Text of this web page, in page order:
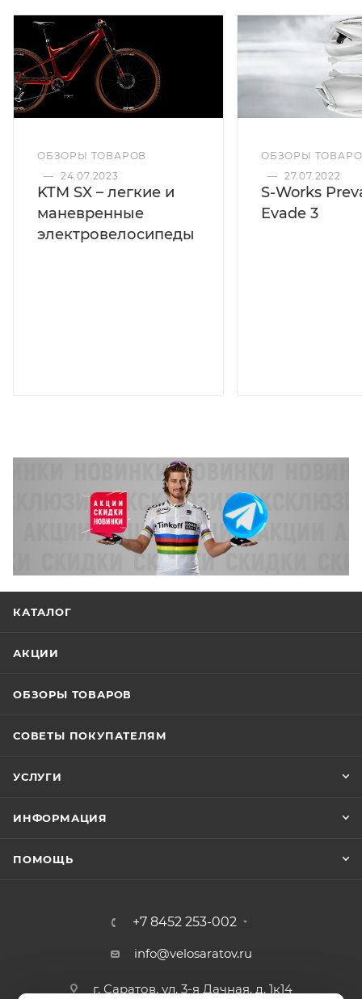
ОБЗОРЫ ТОВАРОВ
— 24.07.2023
KTM SX – легкие и
маневренные
электровелосипеды
ОБЗОРЫ
— 27.07.2022
S-Works
Evade 3
КАТАЛОГ
АКЦИИ
ОБЗОРЫ ТОВАРОВ
СОВЕТЫ ПОКУПАТЕЛЯМ
УСЛУГИ
ИНФОРМАЦИЯ
ПОМОЩЬ
+7 8452 253-002
info@velosaratov.ru
г. Саратов, ул. 3-я Дачная, д. 1к14